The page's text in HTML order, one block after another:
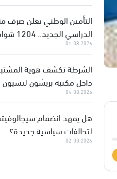
التأمين الوطني يعلن صرف
الدراسي الجديد.. 1204 شواكل لكل طفل مستحق
01.08.2026
الشرطة تكشف هوية
داخل مكتبه بريشون لتسيون
04.08.2026
هل يمهد انضمام
لتحالفات سياسية جديدة؟
02.08.2026